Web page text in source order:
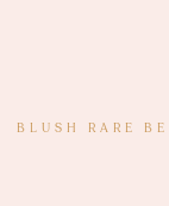
BLUSH RARE